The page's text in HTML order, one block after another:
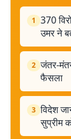
1 370
उमर ने
2 जंतर-
फैसला
3 विदेश
सुप्रीम